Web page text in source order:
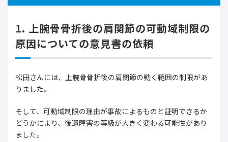
1. 上腕骨骨折後の肩関節の可動域制限の
原因についての意見書の依頼
松田さんには、上腕骨骨折後の肩関節の動く範囲の制限があ
りました。
そして、可動域制限の理由が事故によるものと証明できるか
どうかにより、後遺障害の等級が大きく変わる可能性があり
ました。